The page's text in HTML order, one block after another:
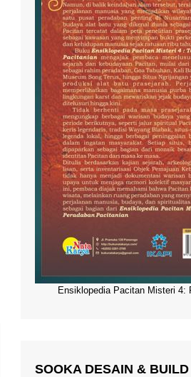
Ensiklopedia Pacitan Misteri 4:
SOOKA DESAIN & BUILD